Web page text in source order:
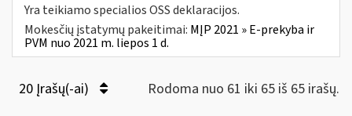
Yra teikiamo specialios OSS deklaracijos.
Mokesčių įstatymų pakeitimai: MĮP 2021 » E-prekyba ir
PVM nuo 2021 m. liepos 1 d.
20 Įrašų(-ai) Rodoma nuo 61 iki 65 iš 65 irašų.